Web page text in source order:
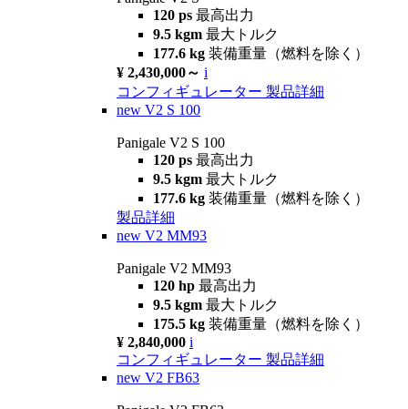
120 ps 最高出力
9.5 kgm 最大トルク
177.6 kg 装備重量（燃料を除く）
¥ 2,430,000～ i
コンフィギュレーター 製品詳細
new V2 S 100
Panigale V2 S 100
120 ps 最高出力
9.5 kgm 最大トルク
177.6 kg 装備重量（燃料を除く）
製品詳細
new V2 MM93
Panigale V2 MM93
120 hp 最高出力
9.5 kgm 最大トルク
175.5 kg 装備重量（燃料を除く）
¥ 2,840,000 i
コンフィギュレーター 製品詳細
new V2 FB63